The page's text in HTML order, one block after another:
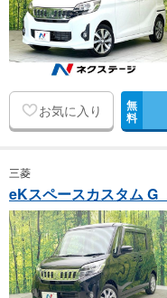
お気に入り 無
料
三菱
eKスペースカスタム G